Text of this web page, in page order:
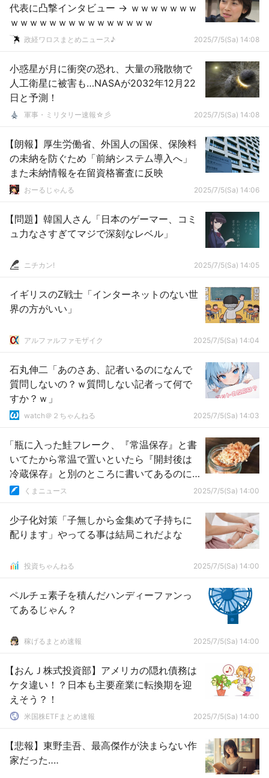
代表に凸撃インタビュー → ｗｗｗｗｗｗｗ
ｗｗｗｗｗｗｗｗｗｗｗｗｗｗｗ
政経ワロスまとめニュース♪ 2025/7/5(Sa) 14:08
小惑星が月に衝突の恐れ、大量の飛散物で
人工衛星に被害も…NASAが2032年12月22
日と予測！
軍事・ミリタリー速報☆彡 2025/7/5(Sa) 14:08
【朗報】厚生労働省、外国人の国保、保険料
の未納を防ぐため「前納システム導入へ」
また未納情報を在留資格審査に反映
おーるじゃんる 2025/7/5(Sa) 14:06
【問題】韓国人さん「日本のゲーマー、コミ
ュ力なさすぎてマジで深刻なレベル」
ニチカン! 2025/7/5(Sa) 14:05
イギリスのZ戦士「インターネットのない世
界の方がいい」
アルファルファモザイク 2025/7/5(Sa) 14:04
石丸伸二「あのさあ、記者いるのになんで
質問しないの？ｗ質問しない記者って何で
すか？ｗ」
watch＠２ちゃんねる 2025/7/5(Sa) 14:03
「瓶に入った鮭フレーク、『常温保存』と書
いてたから常温で置いといたら『開封後は
冷蔵保存』と別のところに書いてあるのに
気づいて泣いた」
くまニュース 2025/7/5(Sa) 14:00
少子化対策「子無しから金集めて子持ちに
配ります」やってる事は結局これだよな
投資ちゃんねる 2025/7/5(Sa) 14:00
ペルチェ素子を積んだハンディーファンっ
てあるじゃん？
稼げるまとめ速報 2025/7/5(Sa) 14:00
【おんＪ株式投資部】アメリカの隠れ債務は
ケタ違い！？日本も主要産業に転換期を迎
えそう？！
米国株ETFまとめ速報 2025/7/5(Sa) 14:00
【悲報】東野圭吾、最高傑作が決まらない作
家だった‥‥